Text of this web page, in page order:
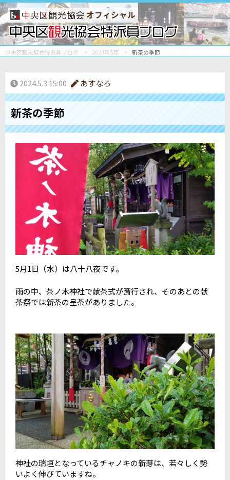
オフィシャル
中央区観光協会特派員ブログ 2024年5月 新茶の季節
2024.5.3 15:00 あすなろ
新茶の季節
5月1日（水）は八十八夜です。
雨の中、茶ノ木神社で献茶式が斎行され、そのあとの献
茶祭では新茶の呈茶がありました。
神社の瑞垣となっているチャノキの新芽は、若々しく勢
いよく伸びていますね。